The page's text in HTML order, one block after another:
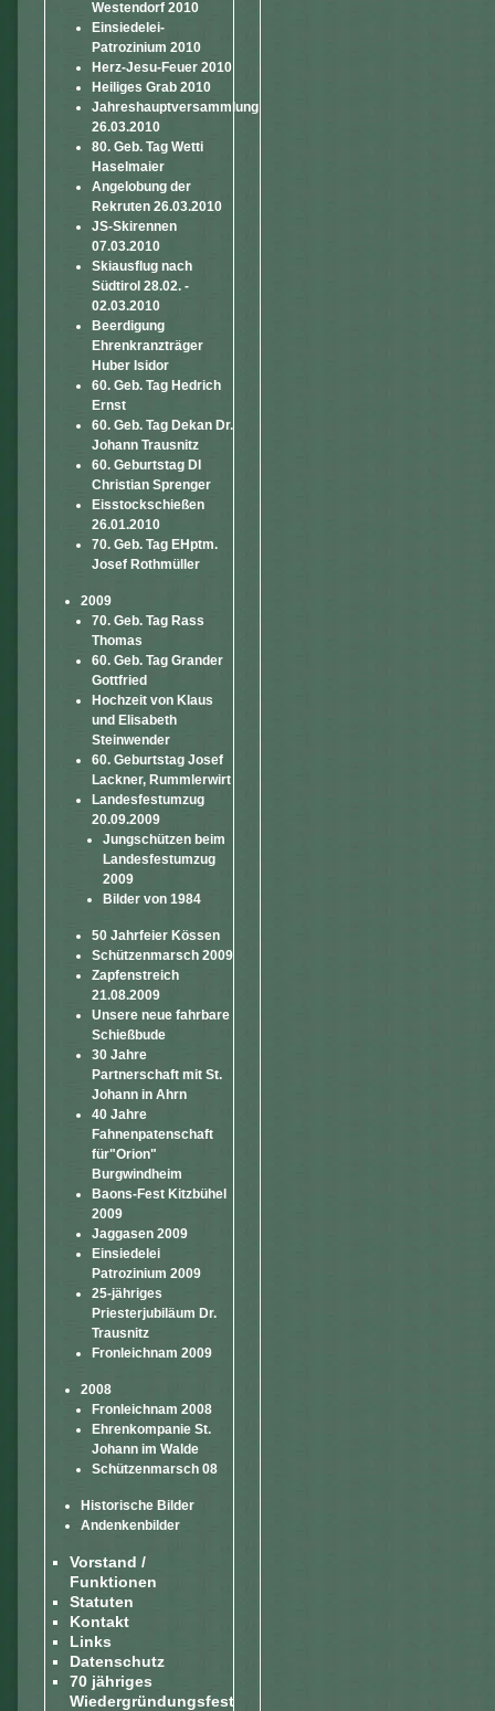
Westendorf 2010
Einsiedelei-
Patrozinium 2010
Herz-Jesu-Feuer 2010
Heiliges Grab 2010
Jahreshauptversammlung
26.03.2010
80. Geb. Tag Wetti
Haselmaier
Angelobung der
Rekruten 26.03.2010
JS-Skirennen
07.03.2010
Skiausflug nach
Südtirol 28.02. -
02.03.2010
Beerdigung
Ehrenkranzträger
Huber Isidor
60. Geb. Tag Hedrich
Ernst
60. Geb. Tag Dekan Dr.
Johann Trausnitz
60. Geburtstag DI
Christian Sprenger
Eisstockschießen
26.01.2010
70. Geb. Tag EHptm.
Josef Rothmüller
2009
70. Geb. Tag Rass
Thomas
60. Geb. Tag Grander
Gottfried
Hochzeit von Klaus
und Elisabeth
Steinwender
60. Geburtstag Josef
Lackner, Rummlerwirt
Landesfestumzug
20.09.2009
Jungschützen beim
Landesfestumzug
2009
Bilder von 1984
50 Jahrfeier Kössen
Schützenmarsch 2009
Zapfenstreich
21.08.2009
Unsere neue fahrbare
Schießbude
30 Jahre
Partnerschaft mit St.
Johann in Ahrn
40 Jahre
Fahnenpatenschaft
für"Orion"
Burgwindheim
Baons-Fest Kitzbühel
2009
Jaggasen 2009
Einsiedelei
Patrozinium 2009
25-jähriges
Priesterjubiläum Dr.
Trausnitz
Fronleichnam 2009
2008
Fronleichnam 2008
Ehrenkompanie St.
Johann im Walde
Schützenmarsch 08
Historische Bilder
Andenkenbilder
Vorstand /
Funktionen
Statuten
Kontakt
Links
Datenschutz
70 jähriges
Wiedergründungsfest